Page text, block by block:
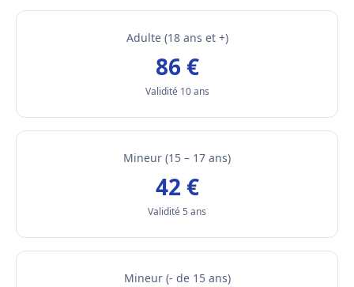
Adulte (18 ans et +)
86 €
Validité 10 ans
Mineur (15 – 17 ans)
42 €
Validité 5 ans
Mineur (- de 15 ans)